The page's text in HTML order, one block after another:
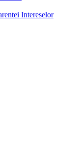
Intereselor